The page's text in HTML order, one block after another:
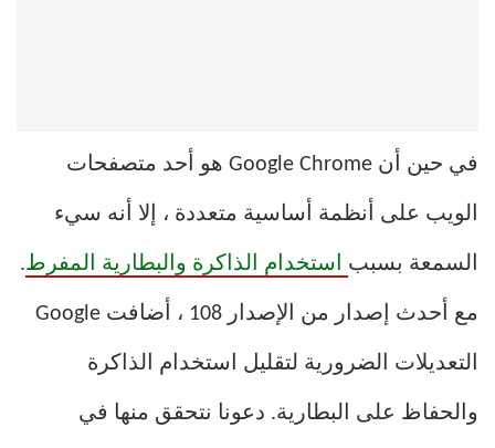
في حين أن Google Chrome هو أحد متصفحات
الويب على أنظمة أساسية متعددة ، إلا أنه سيء
السمعة بسبب استخدام الذاكرة والبطارية المفرط.
مع أحدث إصدار من الإصدار 108 ، أضافت Google
التعديلات الضرورية لتقليل استخدام الذاكرة
والحفاظ على البطارية. دعونا نتحقق منها في